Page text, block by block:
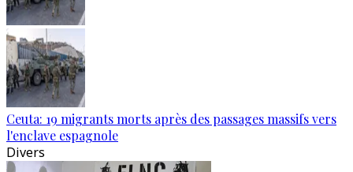
Ceuta: 19 migrants morts après des passages massifs vers
l'enclave espagnole
Divers